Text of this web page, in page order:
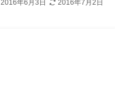
2016年6月3日 2016年7月2日